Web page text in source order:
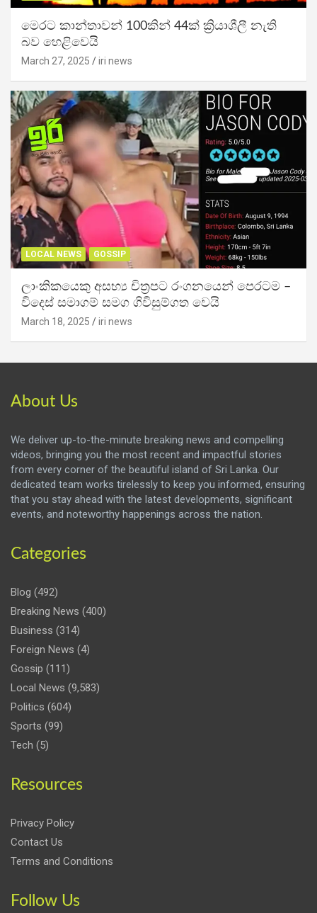
මෙරට කාන්තාවන් 100කින් 44ක් ක්‍රියාශීලී නැති
බව හෙළිවෙයි
March 27, 2025 iri news
LOCAL NEWS GOSSIP
ලාංකිකයෙකු අසභ්‍ය චිත්‍රපට රංගනයෙන් පෙරටම –
විදෙස් සමාගම් සමග ගිවිසුම්ගත වෙයි
March 18, 2025 iri news
About Us
We deliver up-to-the-minute breaking news and compelling
videos, bringing you the most recent and impactful stories
from every corner of the beautiful island of Sri Lanka. Our
dedicated team works tirelessly to keep you informed, ensuring
that you stay ahead with the latest developments, significant
events, and noteworthy happenings across the nation.
Categories
Blog (492)
Breaking News (400)
Business (314)
Foreign News (4)
Gossip (111)
Local News (9,583)
Politics (604)
Sports (99)
Tech (5)
Resources
Privacy Policy
Contact Us
Terms and Conditions
Follow Us